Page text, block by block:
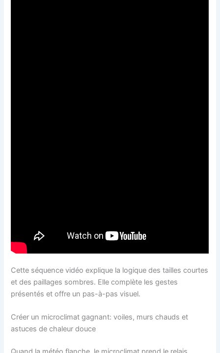
Cette séquence vidéo explique la logique des tailles courtes
et des paillages sombres. Elle complète les gestes
présentés et offre un pas-à-pas visuel.
Créer un microclimat gagnant: voiles, murs chauds et
astuces de chaleur douce